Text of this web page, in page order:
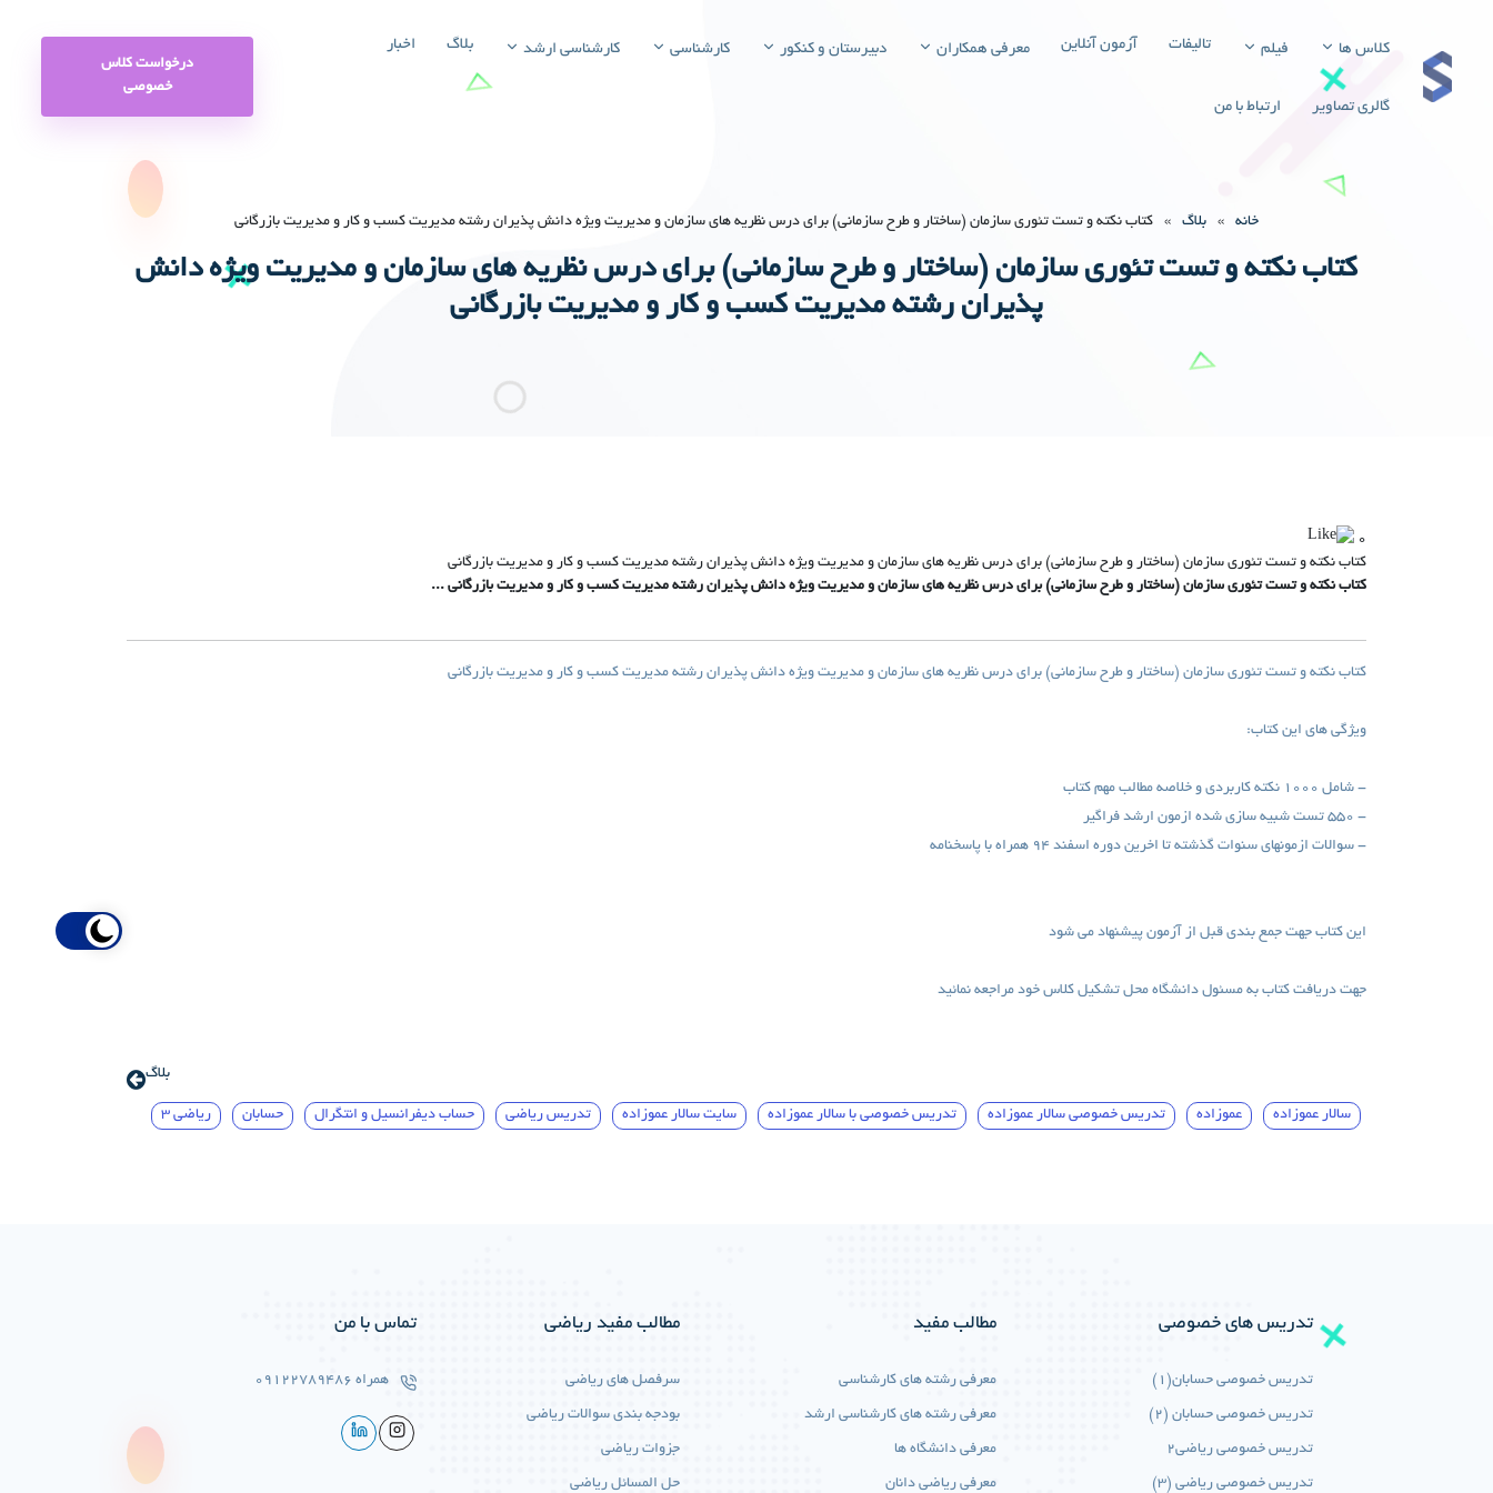
کلاس ها فیلم تالیفات آزمون آنلاین معرفی همکاران دبیرستان و کنکور کارشناسی کارشناسی ارشد بلاگ اخبار
گالری تصاویر ارتباط با من
درخواست کلاس
خصوصی
خانه » بلاگ » کتاب نکته و تست تئوری سازمان (ساختار و طرح سازمانی) برای درس نظریه های سازمان و مدیریت ویژه دانش پذیران رشته مدیریت کسب و کار و مدیریت بازرگانی
کتاب نکته و تست تئوری سازمان (ساختار و طرح سازمانی) برای درس نظریه های سازمان و مدیریت ویژه دانش
پذیران رشته مدیریت کسب و کار و مدیریت بازرگانی
0
کتاب نکته و تست تئوری سازمان (ساختار و طرح سازمانی) برای درس نظریه های سازمان و مدیریت ویژه دانش پذیران رشته مدیریت کسب و کار و مدیریت بازرگانی
کتاب نکته و تست تئوری سازمان (ساختار و طرح سازمانی) برای درس نظریه های سازمان و مدیریت ویژه دانش پذیران رشته مدیریت کسب و کار و مدیریت بازرگانی ...
کتاب نکته و تست تئوری سازمان (ساختار و طرح سازمانی) برای درس نظریه های سازمان و مدیریت ویژه دانش پذیران رشته مدیریت کسب و کار و مدیریت بازرگانی
ویژگی های این کتاب:
- شامل ۱۰۰۰ نکته کاربردی و خلاصه مطالب مهم کتاب
- ۵۵۰ تست شبیه سازی شده ازمون ارشد فراگیر
- سوالات ازمونهای سنوات گذشته تا اخرین دوره اسفند ۹۴ همراه با پاسخنامه
این کتاب جهت جمع بندی قبل از آزمون پیشنهاد می شود
جهت دریافت کتاب به مسئول دانشگاه محل تشکیل کلاس خود مراجعه نمائید
بلاگ
سالار عموزاده عموزاده تدریس خصوصی سالار عموزاده تدریس خصوصی با سالار عموزاده سایت سالار عموزاده تدریس ریاضی حساب دیفرانسیل و انتگرال حسابان ریاضی 3
تدریس های خصوصی
تدریس خصوصی حسابان(1)
تدریس خصوصی حسابان (2)
تدریس خصوصی ریاضی2
تدریس خصوصی ریاضی (3)
مطالب مفید
معرفی رشته های کارشناسی
معرفی رشته های کارشناسی ارشد
معرفی دانشگاه ها
معرفی ریاضی دانان
مطالب مفید ریاضی
سرفصل های ریاضی
بودجه بندی سوالات ریاضی
جزوات ریاضی
حل المسائل ریاضی
تماس با من
همراه 09122789486